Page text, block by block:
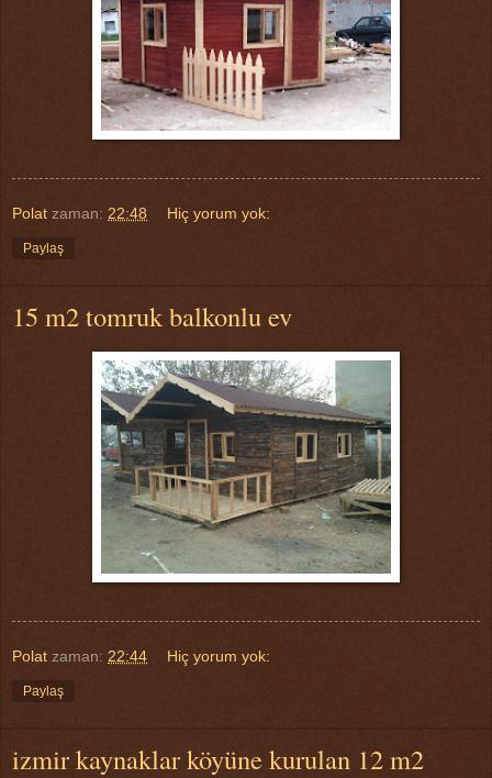
Polat zaman: 22:48 Hiç yorum yok:
Paylaş
15 m2 tomruk balkonlu ev
Polat zaman: 22:44 Hiç yorum yok:
Paylaş
izmir kaynaklar köyüne kurulan 12 m2